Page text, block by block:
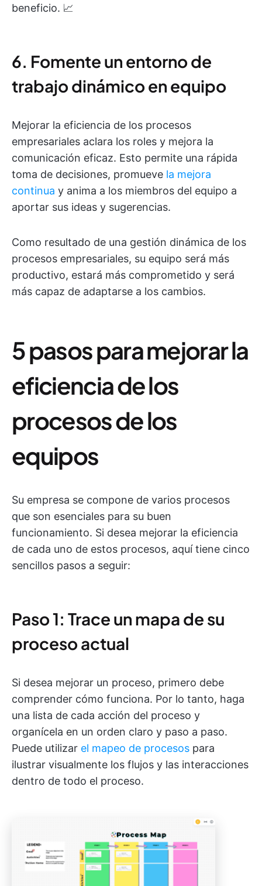
beneficio. 📈
6. Fomente un entorno de
trabajo dinámico en equipo
Mejorar la eficiencia de los procesos
empresariales aclara los roles y mejora la
comunicación eficaz. Esto permite una rápida
toma de decisiones, promueve la mejora
continua y anima a los miembros del equipo a
aportar sus ideas y sugerencias.
Como resultado de una gestión dinámica de los
procesos empresariales, su equipo será más
productivo, estará más comprometido y será
más capaz de adaptarse a los cambios.
5 pasos para mejorar la
eficiencia de los
procesos de los
equipos
Su empresa se compone de varios procesos
que son esenciales para su buen
funcionamiento. Si desea mejorar la eficiencia
de cada uno de estos procesos, aquí tiene cinco
sencillos pasos a seguir:
Paso 1: Trace un mapa de su
proceso actual
Si desea mejorar un proceso, primero debe
comprender cómo funciona. Por lo tanto, haga
una lista de cada acción del proceso y
organícela en un orden claro y paso a paso.
Puede utilizar el mapeo de procesos para
ilustrar visualmente los flujos y las interacciones
dentro de todo el proceso.